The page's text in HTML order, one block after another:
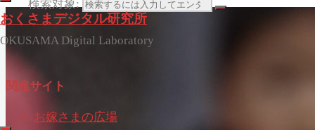
検索対象:
おくさまデジタル研究所
OKUSAMA Digital Laboratory
関連サイト
お嫁さまの広場